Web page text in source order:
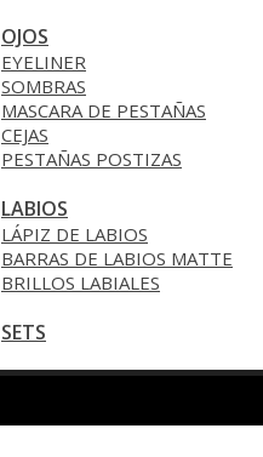
OJOS
EYELINER
SOMBRAS
MASCARA DE PESTAÑAS
CEJAS
PESTAÑAS POSTIZAS
LABIOS
LÁPIZ DE LABIOS
BARRAS DE LABIOS MATTE
BRILLOS LABIALES
SETS